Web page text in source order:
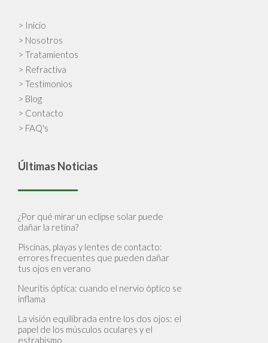
> Inicio
> Nosotros
> Tratamientos
> Refractiva
> Testimonios
> Blog
> Contacto
> FAQ's
Últimas Noticias
¿Por qué mirar un eclipse solar puede
dañar la retina?
Piscinas, playas y lentes de contacto:
errores frecuentes que pueden dañar
tus ojos en verano
Neuritis óptica: cuando el nervio óptico se
inflama
La visión equilibrada entre los dos ojos: el
papel de los músculos oculares y el
estrabismo